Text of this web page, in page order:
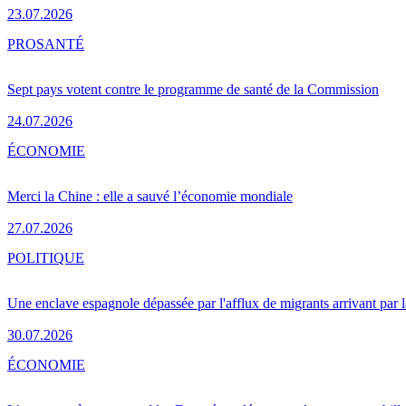
23.07.2026
Sept pays votent contre le programme de santé de la Commission
24.07.2026
PROSANTÉ
Merci la Chine : elle a sauvé l’économie mondiale
27.07.2026
ÉCONOMIE
Une enclave espagnole dépassée par l'afflux de migrants arrivant par
30.07.2026
POLITIQUE
ÉCONOMIE